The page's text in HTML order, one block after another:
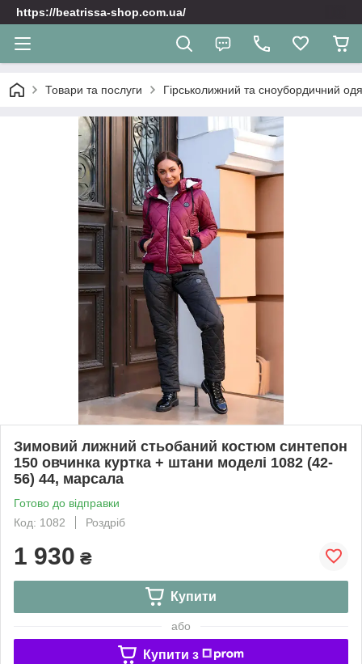
https://beatrissa-shop.com.ua/
Товари та послуги Гірськолижний та сноубордичний
Зимовий лижний стьобаний костюм синтепон
150 овчинка куртка + штани моделі 1082 (42-
56) 44, марсала
Готово до відправки
Код: 1082
Роздріб
1 930 ₴
Купити
або
Купити з